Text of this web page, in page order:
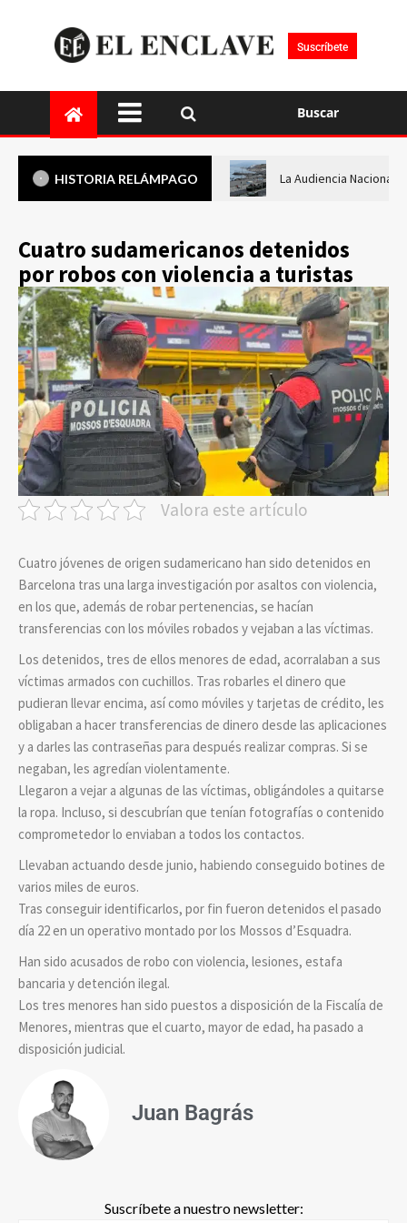
Suscríbete
Buscar
HISTORIA RELÁMPAGO La Audiencia Nacional
Cuatro sudamericanos detenidos
por robos con violencia a turistas
Valora este artículo
Cuatro jóvenes de origen sudamericano han sido detenidos en
Barcelona tras una larga investigación por asaltos con violencia,
en los que, además de robar pertenencias, se hacían
transferencias con los móviles robados y vejaban a las víctimas.
Los detenidos, tres de ellos menores de edad, acorralaban a sus
víctimas armados con cuchillos. Tras robarles el dinero que
pudieran llevar encima, así como móviles y tarjetas de crédito, les
obligaban a hacer transferencias de dinero desde las aplicaciones
y a darles las contraseñas para después realizar compras. Si se
negaban, les agredían violentamente.
Llegaron a vejar a algunas de las víctimas, obligándoles a quitarse
la ropa. Incluso, si descubrían que tenían fotografías o contenido
comprometedor lo enviaban a todos los contactos.
Llevaban actuando desde junio, habiendo conseguido botines de
varios miles de euros.
Tras conseguir identificarlos, por fin fueron detenidos el pasado
día 22 en un operativo montado por los Mossos d’Esquadra.
Han sido acusados de robo con violencia, lesiones, estafa
bancaria y detención ilegal.
Los tres menores han sido puestos a disposición de la Fiscalía de
Menores, mientras que el cuarto, mayor de edad, ha pasado a
disposición judicial.
Juan Bagrás
Suscríbete a nuestro newsletter: